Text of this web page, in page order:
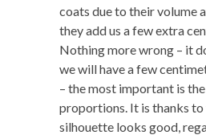
coats due to their volume
they add us a few extra
Nothing more wrong – it
we will have a few
– the most important is
proportions. It is thanks
silhouette looks good,